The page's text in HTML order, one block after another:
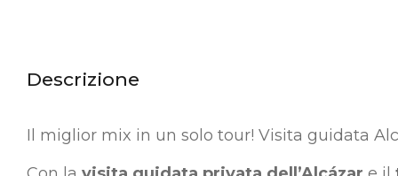
Descrizione
Il miglior mix in un solo tour! Visita guidata